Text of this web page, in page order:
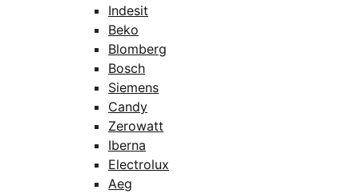
Indesit
Beko
Blomberg
Bosch
Siemens
Candy
Zerowatt
Iberna
Electrolux
Aeg